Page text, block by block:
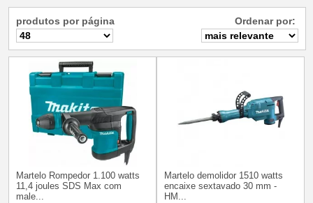
produtos por página Ordenar por:
Martelo Rompedor 1.100 watts
11,4 joules SDS Max com
male...
Martelo demolidor 1510 watts
encaixe sextavado 30 mm -
HM...